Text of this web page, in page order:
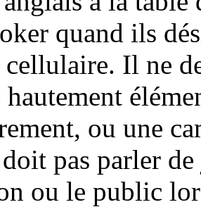
quand ils
Il ne
ou une
pas parler
ou le public